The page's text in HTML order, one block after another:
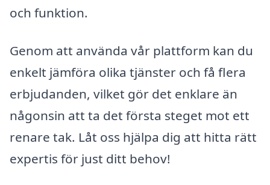
och funktion.
Genom att använda vår plattform kan du
enkelt jämföra olika tjänster och få flera
erbjudanden, vilket gör det enklare än
någonsin att ta det första steget mot ett
renare tak. Låt oss hjälpa dig att hitta rätt
expertis för just ditt behov!